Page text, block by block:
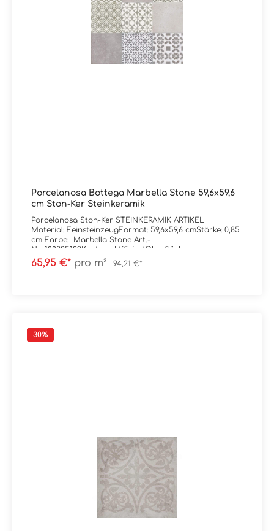
Porcelanosa Bottega Marbella Stone 59,6x59,6
cm Ston-Ker Steinkeramik
Porcelanosa Ston-Ker STEINKERAMIK ARTIKEL
Material: FeinsteinzeugFormat: 59,6x59,6 cmStärke: 0,85
cm Farbe: Marbella Stone Art.-
Nr: 100325129Kante: rektifiziertOberfläche:
matt Trittsicherheit: R9Verpackungsdaten:Paketinhalt:
1,78 m²Paletteninhalt: 56,83 m²
65,95 €* pro m² 94,21 €*
30%